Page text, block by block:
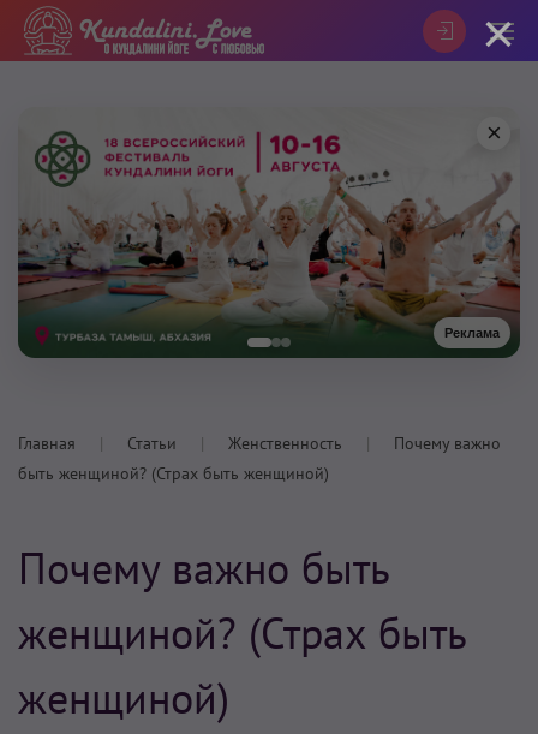
Реклама
×
Главная Статьи Женственность
Почему важно
быть женщиной? (Страх быть женщиной)
Почему важно быть
женщиной? (Страх быть
женщиной)
×